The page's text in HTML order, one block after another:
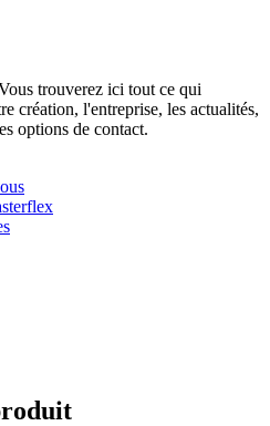
trouverez ici tout ce qui
création, l'entreprise, les actualités,
options de contact.